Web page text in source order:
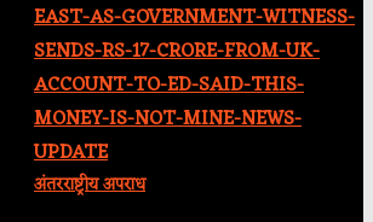
अंतरराष्ट्रीय अपराध